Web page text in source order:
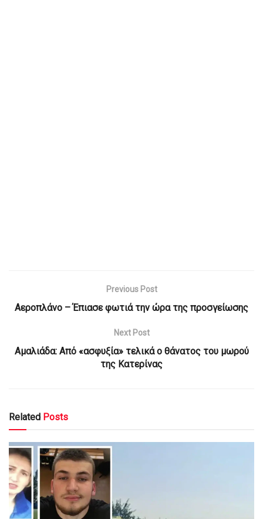
Previous Post
Aεροπλάνο – Έπιασε φωτιά την ώρα της προσγείωσης
Next Post
Αμαλιάδα: Από «ασφυξία» τελικά ο θάνατος του μωρού
της Κατερίνας
Related Posts